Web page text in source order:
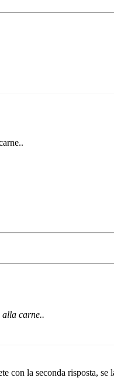
alla carne..
la seconda risposta,